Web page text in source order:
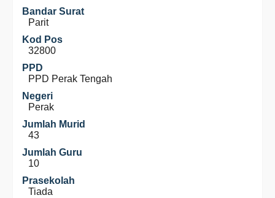
Bandar Surat
Parit
Kod Pos
32800
PPD
PPD Perak Tengah
Negeri
Perak
Jumlah Murid
43
Jumlah Guru
10
Prasekolah
Tiada